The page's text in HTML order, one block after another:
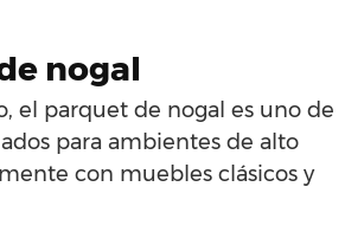
nogal
el parquet de nogal es uno de
para ambientes de alto
con muebles clásicos y